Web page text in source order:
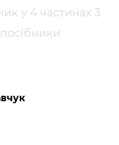
у 4 частинах 3